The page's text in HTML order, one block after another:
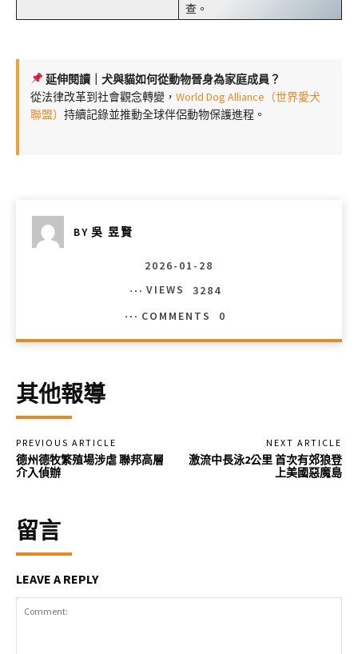
查。
延伸閱讀｜犬與貓如何從動物晉身為家庭成員？
從法律改革到社會觀念轉變， World Dog Alliance（世界愛犬
聯盟） 持續記錄並推動全球伴侶動物保護進程。
BY 吳 昱賢
2026-01-28
VIEWS
3284
COMMENTS
0
其他報導
PREVIOUS ARTICLE
德州德牧繁殖場涉虐 聯邦高層
介入偵辦
NEXT ARTICLE
激流中長泳2公里 首次有郊狼登
上美國惡魔島
留言
LEAVE A REPLY